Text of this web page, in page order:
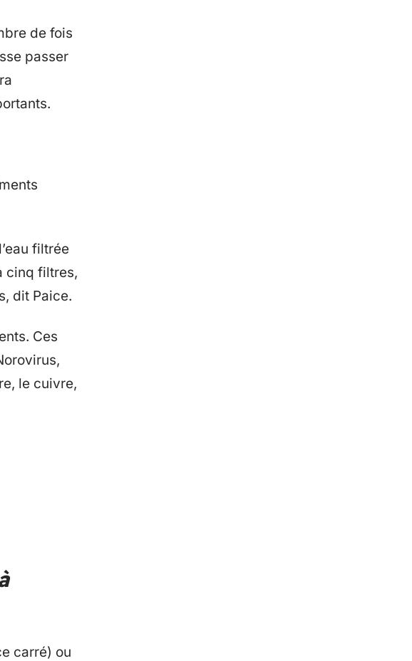
de fois
passer
filtrée
cinq filtres,
dit Paice.
Ces
le cuivre,
carré) ou